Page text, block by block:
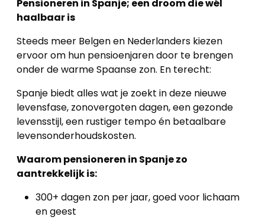
Pensioneren in Spanje; een droom die wél
haalbaar is
Steeds meer Belgen en Nederlanders kiezen
ervoor om hun pensioenjaren door te brengen
onder de warme Spaanse zon. En terecht:
Spanje biedt alles wat je zoekt in deze nieuwe
levensfase, zonovergoten dagen, een gezonde
levensstijl, een rustiger tempo én betaalbare
levensonderhoudskosten.
Waarom pensioneren in Spanje zo
aantrekkelijk is:
300+ dagen zon per jaar, goed voor lichaam
en geest